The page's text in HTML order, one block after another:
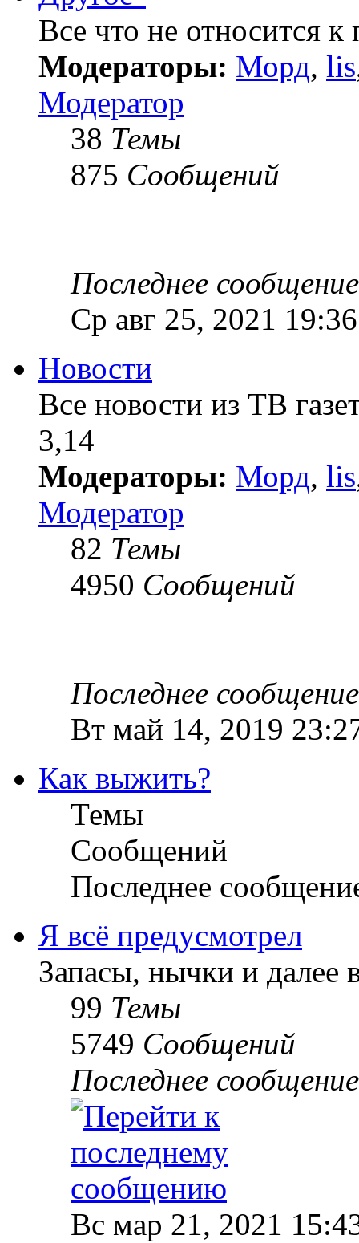
Все что не относится
Модераторы: Морд, lis
Модератор
38 Темы
875 Сообщений
Последнее сообщение
Ср авг 25, 2021 19:36
Новости
Все новости из ТВ
3,14
Модераторы: Морд, lis
Модератор
82 Темы
4950 Сообщений
Последнее сообщение
Вт май 14, 2019
Как выжить?
Темы
Сообщений
Последнее
Я всё предусмотрел
Запасы, нычки и далее
99 Темы
5749 Сообщений
Последнее сообщение
Вс мар 21, 2021